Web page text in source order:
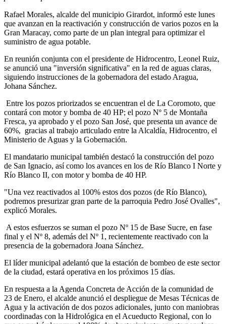
Rafael Morales, alcalde del municipio Girardot, informó este lunes
que avanzan en la reactivación y construcción de varios pozos en la
Gran Maracay, como parte de un plan integral para optimizar el
suministro de agua potable.
En reunión conjunta con el presidente de Hidrocentro, Leonel Ruiz,
se anunció una "inversión significativa" en la red de aguas claras,
siguiendo instrucciones de la gobernadora del estado Aragua,
Johana Sánchez.
Entre los pozos priorizados se encuentran el de La Coromoto, que
contará con motor y bomba de 40 HP; el pozo Nº 5 de Montaña
Fresca, ya aprobado y el pozo San José, que presenta un avance de
60%, gracias al trabajo articulado entre la Alcaldía, Hidrocentro, el
Ministerio de Aguas y la Gobernación.
El mandatario municipal también destacó la construcción del pozo
de San Ignacio, así como los avances en los de Río Blanco I Norte y
Río Blanco II, con motor y bomba de 40 HP.
"Una vez reactivados al 100% estos dos pozos (de Río Blanco),
podremos presurizar gran parte de la parroquia Pedro José Ovalles",
explicó Morales.
A estos esfuerzos se suman el pozo Nº 15 de Base Sucre, en fase
final y el Nº 8, además del Nº 1, recientemente reactivado con la
presencia de la gobernadora Joana Sánchez.
El líder municipal adelantó que la estación de bombeo de este sector
de la ciudad, estará operativa en los próximos 15 días.
En respuesta a la Agenda Concreta de Acción de la comunidad de
23 de Enero, el alcalde anunció el despliegue de Mesas Técnicas de
Agua y la activación de dos pozos adicionales, junto con maniobras
coordinadas con la Hidrológica en el Acueducto Regional, con lo